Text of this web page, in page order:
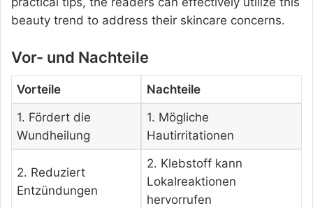
beauty trend to address their skincare concerns.
Vor- und Nachteile
Vorteile
Nachteile
1. Fördert die
Wundheilung
1. Mögliche
Hautirritationen
2. Reduziert
Entzündungen
2. Klebstoff kann
Lokalreaktionen
hervorrufen